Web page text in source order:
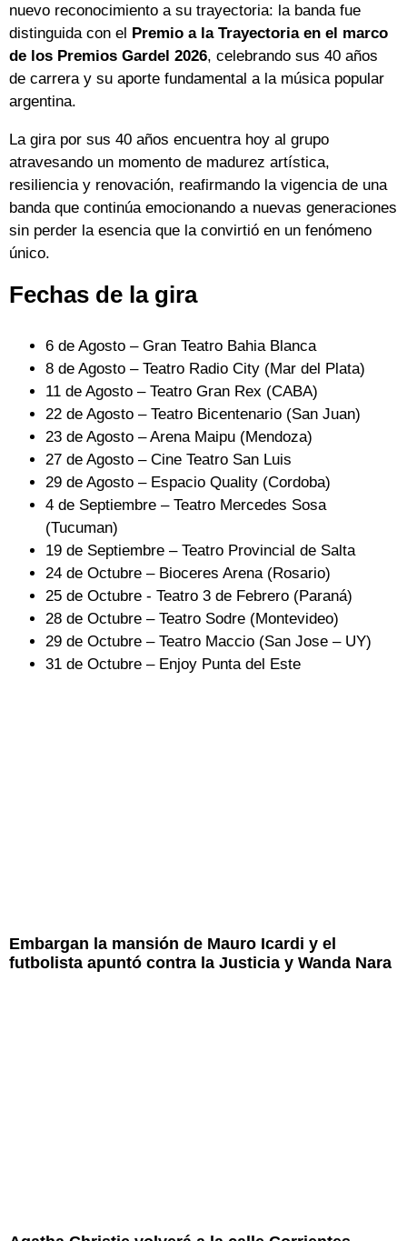
nuevo reconocimiento a su trayectoria: la banda fue
distinguida con el Premio a la Trayectoria en el marco
de los Premios Gardel 2026, celebrando sus 40 años
de carrera y su aporte fundamental a la música popular
argentina.
La gira por sus 40 años encuentra hoy al grupo
atravesando un momento de madurez artística,
resiliencia y renovación, reafirmando la vigencia de una
banda que continúa emocionando a nuevas generaciones
sin perder la esencia que la convirtió en un fenómeno
único.
Fechas de la gira
6 de Agosto – Gran Teatro Bahia Blanca
8 de Agosto – Teatro Radio City (Mar del Plata)
11 de Agosto – Teatro Gran Rex (CABA)
22 de Agosto – Teatro Bicentenario (San Juan)
23 de Agosto – Arena Maipu (Mendoza)
27 de Agosto – Cine Teatro San Luis
29 de Agosto – Espacio Quality (Cordoba)
4 de Septiembre – Teatro Mercedes Sosa
(Tucuman)
19 de Septiembre – Teatro Provincial de Salta
24 de Octubre – Bioceres Arena (Rosario)
25 de Octubre - Teatro 3 de Febrero (Paraná)
28 de Octubre – Teatro Sodre (Montevideo)
29 de Octubre – Teatro Maccio (San Jose – UY)
31 de Octubre – Enjoy Punta del Este
Embargan la mansión de Mauro Icardi y el
futbolista apuntó contra la Justicia y Wanda Nara